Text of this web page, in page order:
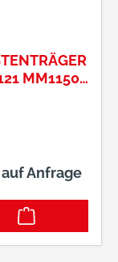
MM1150
Anfrage